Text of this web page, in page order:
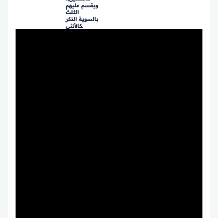
ويقسم عليهم
الثلث
بالسوية الذكر
كالأنثى.